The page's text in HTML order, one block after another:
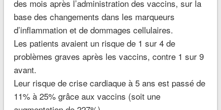
des mois après l’administration des vaccins, sur la
base des changements dans les marqueurs
d’inflammation et de dommages cellulaires.
Les patients avaient un risque de 1 sur 4 de
problèmes graves après les vaccins, contre 1 sur 9
avant.
Leur risque de crise cardiaque à 5 ans est passé de
11% à 25% grâce aux vaccins (soit une